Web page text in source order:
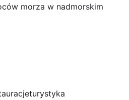
morza w nadmorskim
turystyka